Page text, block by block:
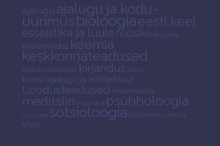
ajalugu ajalugu ja kodu-
uurimusbioloogia eesti keel
esseistika ja luulefüüsika Geograafia
keeleteadus keemia
keskkonnateadused
keskonnateadused kirjandus kunst
kunstiajalugu ja arhitektuur
Loodusteadused matemaatika
meditsiin muusika psühholoogia
saksa keel sotsioloogia toitumine uurimus
Varia